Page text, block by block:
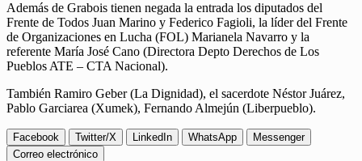
Además de Grabois tienen negada la entrada los diputados del
Frente de Todos Juan Marino y Federico Fagioli, la líder del Frente
de Organizaciones en Lucha (FOL) Marianela Navarro y la
referente María José Cano (Directora Depto Derechos de Los
Pueblos ATE – CTA Nacional).
También Ramiro Geber (La Dignidad), el sacerdote Néstor Juárez,
Pablo Garciarea (Xumek), Fernando Almejún (Liberpueblo).
Facebook Twitter/X LinkedIn WhatsApp
Messenger
Correo electrónico